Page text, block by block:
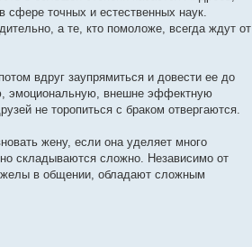
точных и естественных наук.
а те, кто помоложе, всегда ждут от
вдруг заупрямиться и довести ее до
эмоциональную, внешне эффектную
не торопиться с браком отвергаются.
жену, если она уделяет много
складываются сложно. Независимо от
в общении, обладают сложным